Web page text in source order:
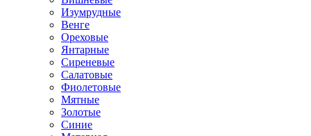
Изумрудные
Венге
Ореховые
Янтарные
Сиреневые
Салатовые
Фиолетовые
Мятные
Золотые
Синие